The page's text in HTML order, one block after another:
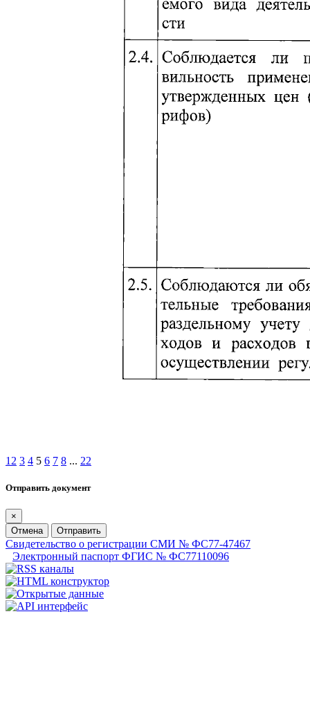
1 2 3 4 5 6 7 8 ... 22
Отправить документ
×
Отмена
Отправить
Свидетельство о регистрации СМИ № ФС77-47467
Электронный паспорт ФГИС № ФС77110096